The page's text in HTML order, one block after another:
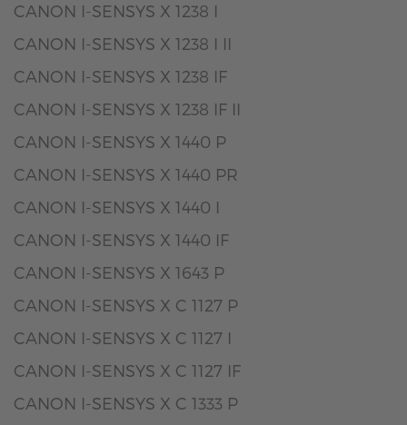
CANON I-SENSYS X 1238 I
CANON I-SENSYS X 1238 I II
CANON I-SENSYS X 1238 IF
CANON I-SENSYS X 1238 IF II
CANON I-SENSYS X 1440 P
CANON I-SENSYS X 1440 PR
CANON I-SENSYS X 1440 I
CANON I-SENSYS X 1440 IF
CANON I-SENSYS X 1643 P
CANON I-SENSYS X C 1127 P
CANON I-SENSYS X C 1127 I
CANON I-SENSYS X C 1127 IF
CANON I-SENSYS X C 1333 P